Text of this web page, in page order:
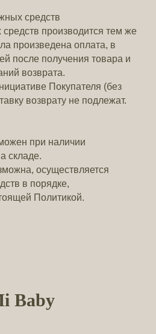
средств
производится тем же
произведена оплата, в
после получения товара и
возврата.
Покупателя (без
возврату не подлежат.
при наличии
складе.
осуществляется
в порядке,
Политикой.
Baby